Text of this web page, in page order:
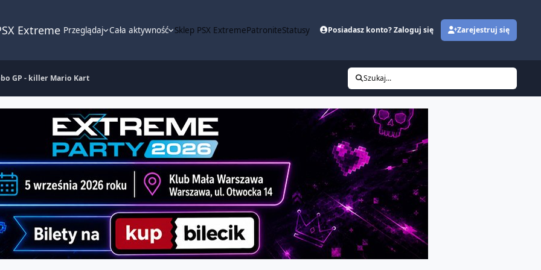
Extreme Przeglądaj Cała aktywność Sklep PSX ExtremePatroniteStatusy Posiadasz konto? Zaloguj się Zarejestruj się
GP - killer Mario Kart Szukaj...